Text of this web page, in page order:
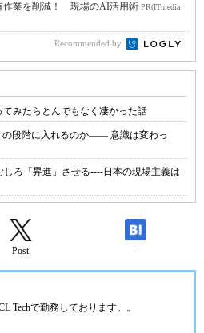
作業を削減！ 現場のAI活用術 PR(ITmedia
Recommended by
みたらとんでもなく凄かった話
の段階に入れるのか―― 意識は変わっ
ろ「昇進」させる----日本の現場主義は
Post -
Techで勤務しております。。